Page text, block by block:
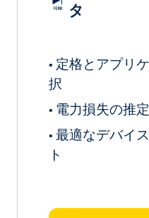
タ
• 定格とアプリ
択
• 電力損失の推定
• 最適なデバイ
ト